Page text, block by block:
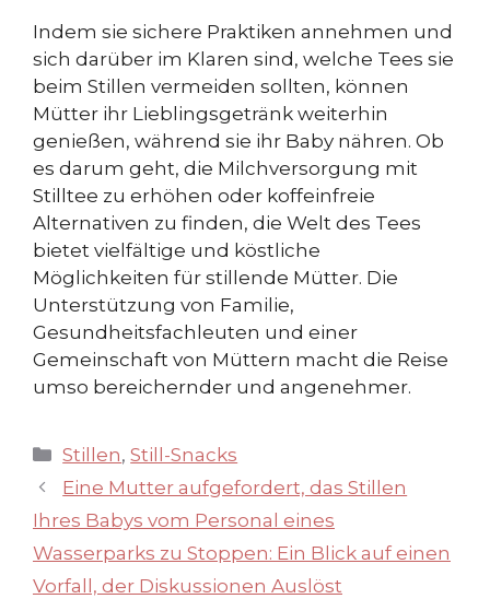
Indem sie sichere Praktiken annehmen und
sich darüber im Klaren sind, welche Tees sie
beim Stillen vermeiden sollten, können
Mütter ihr Lieblingsgetränk weiterhin
genießen, während sie ihr Baby nähren. Ob
es darum geht, die Milchversorgung mit
Stilltee zu erhöhen oder koffeinfreie
Alternativen zu finden, die Welt des Tees
bietet vielfältige und köstliche
Möglichkeiten für stillende Mütter. Die
Unterstützung von Familie,
Gesundheitsfachleuten und einer
Gemeinschaft von Müttern macht die Reise
umso bereichernder und angenehmer.
Kategorien
Stillen,Still-Snacks
Eine Mutter aufgefordert, das Stillen
Ihres Babys vom Personal eines
Wasserparks zu Stoppen: Ein Blick auf einen
Vorfall, der Diskussionen Auslöst